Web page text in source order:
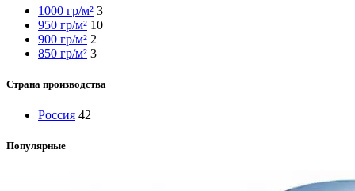
1000 гр/м² 3
950 гр/м² 10
900 гр/м² 2
850 гр/м² 3
Страна производства
Россия 42
Популярные